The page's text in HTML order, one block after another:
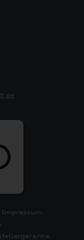
Impressum